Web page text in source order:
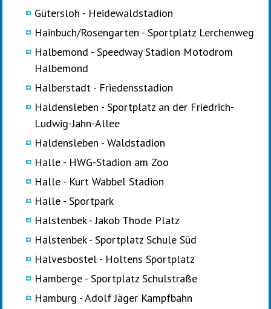
Gütersloh - Heidewaldstadion
Hainbuch/Rosengarten - Sportplatz Lerchenweg
Halbemond - Speedway Stadion Motodrom
Halbemond
Halberstadt - Friedensstadion
Haldensleben - Sportplatz an der Friedrich-
Ludwig-Jahn-Allee
Haldensleben - Waldstadion
Halle - HWG-Stadion am Zoo
Halle - Kurt Wabbel Stadion
Halle - Sportpark
Halstenbek - Jakob Thode Platz
Halstenbek - Sportplatz Schule Süd
Halvesbostel - Holtens Sportplatz
Hamberge - Sportplatz Schulstraße
Hamburg - Adolf Jäger Kampfbahn